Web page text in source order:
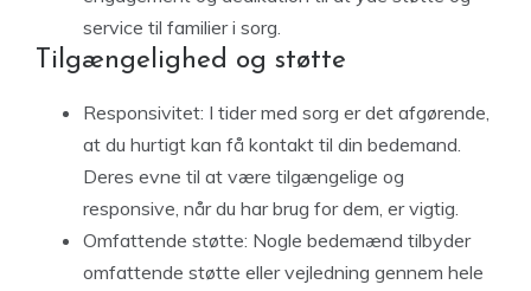
service til familier i sorg.
Tilgængelighed og støtte
Responsivitet: I tider med sorg er det afgørende,
at du hurtigt kan få kontakt til din bedemand.
Deres evne til at være tilgængelige og
responsive, når du har brug for dem, er vigtig.
Omfattende støtte: Nogle bedemænd tilbyder
omfattende støtte eller vejledning gennem hele